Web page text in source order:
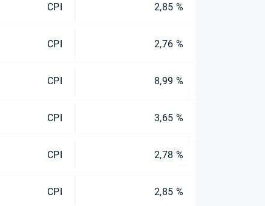
CPI 2,85 %
CPI 2,76 %
CPI 8,99 %
CPI 3,65 %
CPI 2,78 %
CPI 2,85 %